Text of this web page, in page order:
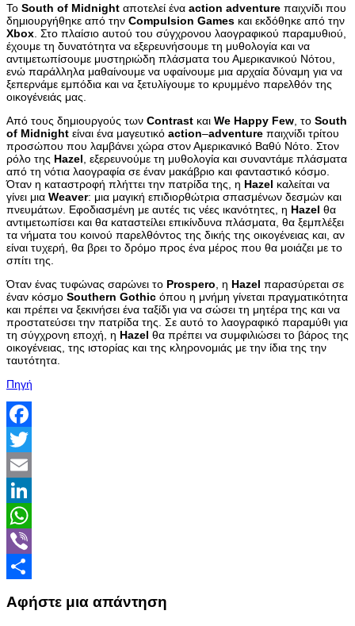
Το South of Midnight αποτελεί ένα action adventure παιχνίδι που
δημιουργήθηκε από την Compulsion Games και εκδόθηκε από την
Xbox . Στο πλαίσιο αυτού του σύγχρονου λαογραφικού παραμυθιού,
έχουμε τη δυνατότητα να εξερευνήσουμε τη μυθολογία και να
αντιμετωπίσουμε μυστηριώδη πλάσματα του Αμερικανικού Νότου,
ενώ παράλληλα μαθαίνουμε να υφαίνουμε μια αρχαία δύναμη για να
ξεπερνάμε εμπόδια και να ξετυλίγουμε το κρυμμένο παρελθόν της
οικογένειάς μας.
Από τους δημιουργούς των Contrast και We Happy Few , το South
of Midnight είναι ένα μαγευτικό action–adventure παιχνίδι τρίτου
προσώπου που λαμβάνει χώρα στον Αμερικανικό Βαθύ Νότο. Στον
ρόλο της Hazel , εξερευνούμε τη μυθολογία και συναντάμε πλάσματα
από τη νότια λαογραφία σε έναν μακάβριο και φανταστικό κόσμο.
Όταν η καταστροφή πλήττει την πατρίδα της, η Hazel καλείται να
γίνει μια Weaver: μια μαγική επιδιορθώτρια σπασμένων δεσμών και
πνευμάτων. Εφοδιασμένη με αυτές τις νέες ικανότητες, η Hazel θα
αντιμετωπίσει και θα καταστείλει επικίνδυνα πλάσματα, θα ξεμπλέξει
τα νήματα του κοινού παρελθόντος της δικής της οικογένειας και, αν
είναι τυχερή, θα βρει το δρόμο προς ένα μέρος που θα μοιάζει με το
σπίτι της.
Όταν ένας τυφώνας σαρώνει το Prospero , η Hazel παρασύρεται σε
έναν κόσμο Southern Gothic όπου η μνήμη γίνεται πραγματικότητα
και πρέπει να ξεκινήσει ένα ταξίδι για να σώσει τη μητέρα της και να
προστατεύσει την πατρίδα της. Σε αυτό το λαογραφικό παραμύθι για
τη σύγχρονη εποχή, η Hazel θα πρέπει να συμφιλιώσει το βάρος της
οικογένειας, της ιστορίας και της κληρονομιάς με την ίδια της την
ταυτότητα.
Πηγή
Facebook
Twitter
Email
LinkedIn
WhatsApp
Viber
Αφήστε μια απάντηση